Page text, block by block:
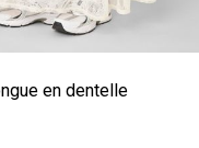
en dentelle